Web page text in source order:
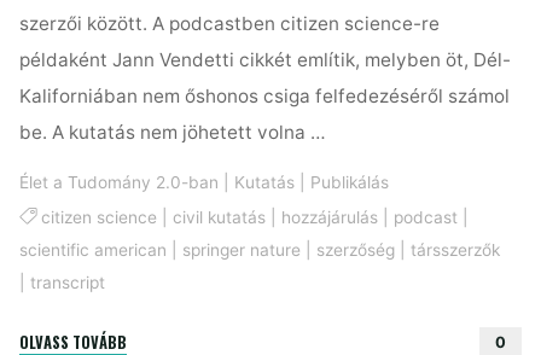
szerzői között. A podcastben citizen science-re
példaként Jann Vendetti cikkét említik, melyben öt, Dél-
Kaliforniában nem őshonos csiga felfedezéséről számol
be. A kutatás nem jöhetett volna …
Élet a Tudomány 2.0-ban Kutatás
Publikálás
citizen science
civil kutatás| hozzájárulás| podcast|
scientific american
springer nature szerzőség |társszerzők
|transcript
OLVASS TOVÁBB 0